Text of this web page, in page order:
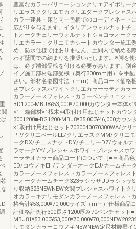
豊富なカラーバリエーションクリエアイボリー
リエラスククリエモカクリエダークプレシャス
カラー建具・床と同一色柄でのコーディネート
広がりを与えます。イタリアンウォルナットチ
トオークチェリーウォルナットショコラオーク
リエカラー：クリエモカシートカウンター施工
め、防水仕様ではありません。土間内で納める
わず壁間での納まりを推奨いたします。※脚を
は、必ず端部受桟を付ける必要があります。別
イプ施工部材端部受桟（奥行300mm用）を手
さい。部材名姿図寸法（mm）商品コード価格
さプレシャスホワイトクリエカラーラテオカラ
カラーノースフォレストカラーベンチユニット
BD1200-MBJ8¥53,000¥70,000カウンター本体
×1 端部材×1桟木×4取付け用ねじセットカウン
3001200■-BG1200-MBJ8¥35,000¥46,000カウン
×1取付け用ねじセット7030040070300WA/クリ
PP/クリエペールLL/クリエラスクMM/クリエ
ークDX/チェスナットDY/チェリーDZ/ウォルナ
ラオークYY/プレシャスホワイトプレシャスホ
ーラテオカラー商品コードについて［■＝商品
ED/コウノキEH/テンダーオークEJ/カームチー
カラーノースフォレストカラーノースフォレス
ーオークカームチーク323ラシッサUDラシッサ
り収納323NEWNEW玄関プレシャスホワイトク
オカラーキナリモダンカラーノースフォレスト
格合計¥53,000¥70,000サイズ（mm）仕様商品
計価格計奥行300長さ1200厚み70ベンチセット
リモダンカラーコウノキNEWNEW定尺材腰壁イ